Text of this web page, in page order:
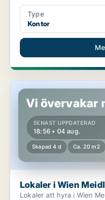
Type
Kontor
Lokaler i Wien Meidling, Wien
Vi övervakar
SENAST UPPDATERAD
18:56 • 04 aug.
Skapad 4 d Ca. 20 m2
Lokaler i Wien
Lokaler att hyra i Wien